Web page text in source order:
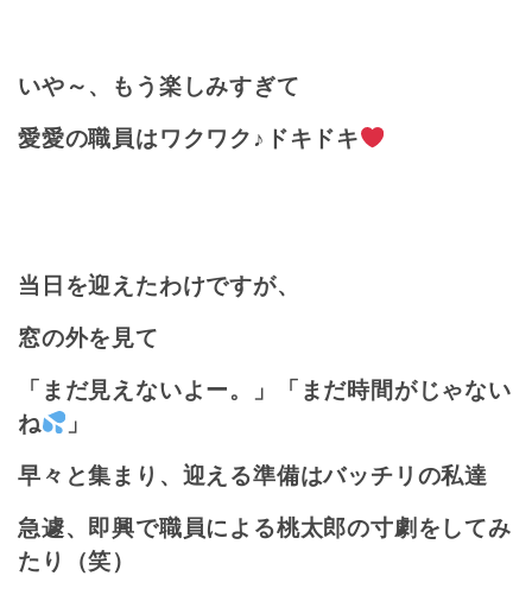
いや～、もう楽しみすぎて
愛愛の職員はワクワク♪ドキドキ
当日を迎えたわけですが、
窓の外を見て
「まだ見えないよー。」「まだ時間がじゃない
ね
」
早々と集まり、迎える準備はバッチリの私達
急遽、即興で職員による桃太郎の寸劇をしてみ
たり（笑）